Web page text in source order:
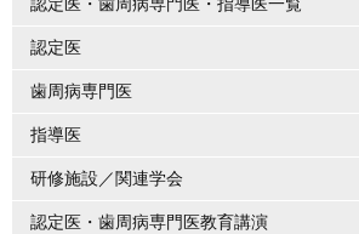
認定医
歯周病専門医
指導医
研修施設／関連学会
認定医・歯周病専門医教育講演